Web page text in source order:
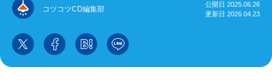
コツコツCD編集部
公開日 2025.06.26
更新日 2026.04.23